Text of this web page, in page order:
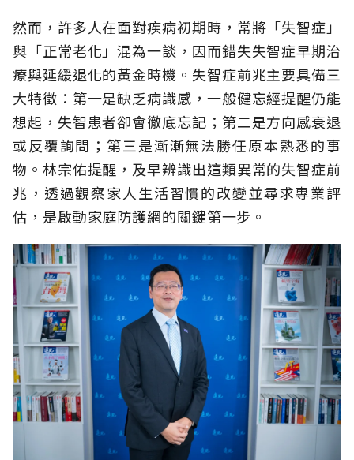
然而，許多人在面對疾病初期時，常將「失智症」
與「正常老化」混為一談，因而錯失失智症早期治
療與延緩退化的黃金時機。失智症前兆主要具備三
大特徵：第一是缺乏病識感，一般健忘經提醒仍能
想起，失智患者卻會徹底忘記；第二是方向感衰退
或反覆詢問；第三是漸漸無法勝任原本熟悉的事
物。林宗佑提醒，及早辨識出這類異常的失智症前
兆，透過觀察家人生活習慣的改變並尋求專業評
估，是啟動家庭防護網的關鍵第一步。